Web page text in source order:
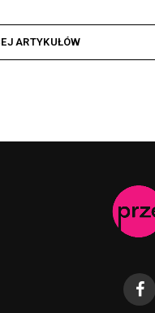
ARTYKUŁÓW